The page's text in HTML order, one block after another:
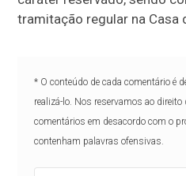
tramitação regular na Casa
* O conteúdo de cada comentário é
realizá-lo. Nos reservamos ao direito
comentários em desacordo com o
contenham palavras ofensivas.